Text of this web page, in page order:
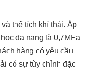
thể tích khí thải. Áp
đa năng là 0,7MPa
hàng có yêu cầu
có sự tùy chỉnh đặc